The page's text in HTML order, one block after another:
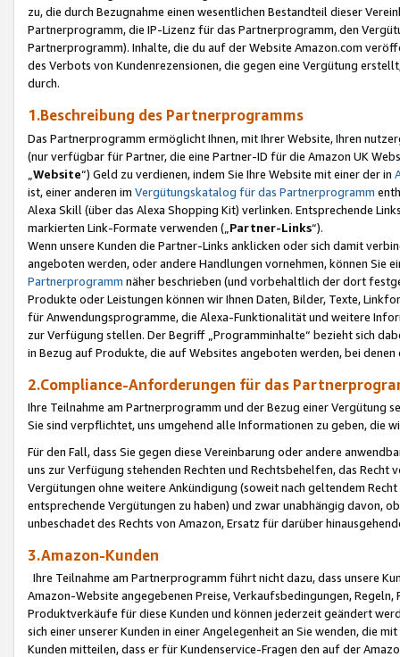
zu, die durch Bezugnahme einen wesentlichen Bestandteil dieser
Partnerprogramm, die IP-Lizenz für das Partnerprogramm, den
Partnerprogramm). Inhalte, die du auf der Website Amazon.com
des Verbots von Kundenrezensionen, die gegen eine Vergütung
durch.
1.Beschreibung des Partnerprogramms
Das Partnerprogramm ermöglicht Ihnen, mit Ihrer Website, Ihren
(nur verfügbar für Partner, die eine Partner-ID für die Amazon UK
Website“) Geld zu verdienen, indem Sie Ihre Website mit einer der in
ist, einer anderen im Vergütungskatalog für das Partnerprogramm
Alexa Skill (über das Alexa Shopping Kit) verlinken. Entsprechende
markierten Link-Formate verwenden („ Partner-Links“).
Wenn unsere Kunden die Partner-Links anklicken oder sich damit
angeboten werden, oder andere Handlungen vornehmen, können Sie
Partnerprogramm näher beschrieben (und vorbehaltlich der dort
Produkte oder Leistungen können wir Ihnen Daten, Bilder, Texte,
für Anwendungsprogramme, die Alexa-Funktionalität und weitere
zur Verfügung stellen. Der Begriff „Programminhalte“ bezieht sich
in Bezug auf Produkte, die auf Websites angeboten werden, bei
2.Compliance-Anforderungen für das
Ihre Teilnahme am Partnerprogramm und der Bezug einer Vergütung
Sie sind verpflichtet, uns umgehend alle Informationen zu geben, die
Für den Fall, dass Sie gegen diese Vereinbarung oder andere
uns zur Verfügung stehenden Rechten und Rechtsbehelfen, das
Vergütungen ohne weitere Ankündigung (soweit nach geltendem
entsprechende Vergütungen zu haben) und zwar unabhängig davon,
unbeschadet des Rechts von Amazon, Ersatz für darüber
3.Amazon-Kunden
Ihre Teilnahme am Partnerprogramm führt nicht dazu, dass unsere
Amazon-Website angegebenen Preise, Verkaufsbedingungen,
Produktverkäufe für diese Kunden und können jederzeit geändert
sich einer unserer Kunden in einer Angelegenheit an Sie wenden, die
Kunden mitteilen, dass er für Kundenservice-Fragen den auf der